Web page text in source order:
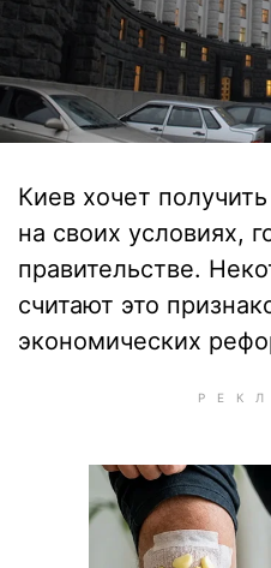
Киев хочет
на своих условиях,
правительстве.
считают это
экономических